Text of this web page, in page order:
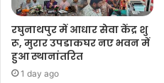
रघुनाथपुर में आधार सेवा केंद्र शु
रू, मुरार उपडाकघर नए भवन में
हुआ स्थानांतरित
1 day ago